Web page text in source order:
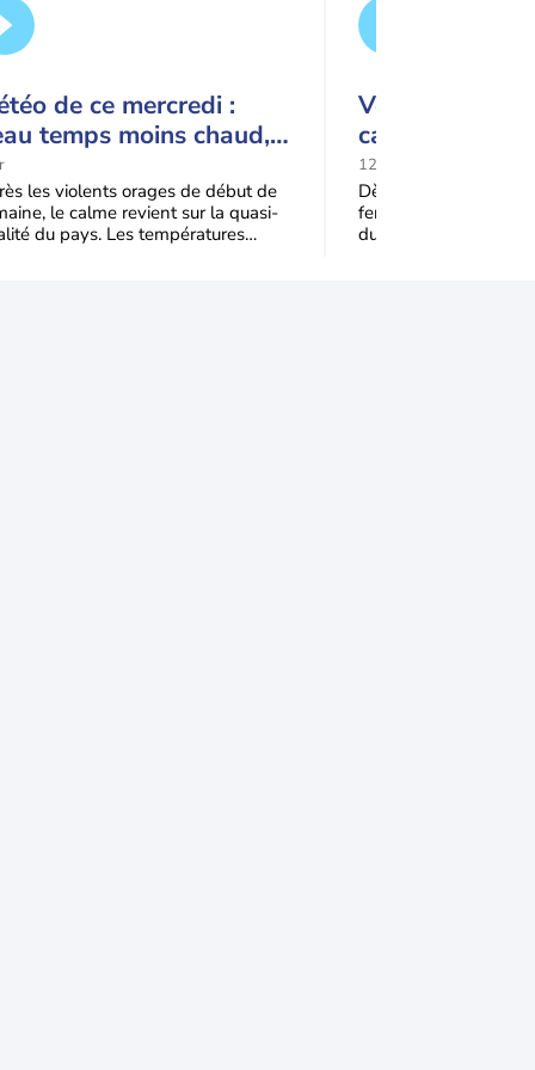
de ce mercredi :
temps moins chaud,
orages en
les violents orages de début de
le calme revient sur la quasi-
du pays. Les températures
Vers une
canicule :
fortes
rapidement
France
12:28
Dès ce week-end,
feront leur retour sur
du pays. La mise en